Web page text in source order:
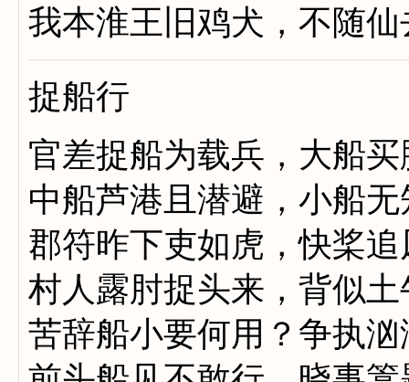
我本淮王旧鸡犬，不随
捉船行
官差捉船为载兵，大船
中船芦港且潜避，小船
郡符昨下吏如虎，快桨
村人露肘捉头来，背似
苦辞船小要何用？争执